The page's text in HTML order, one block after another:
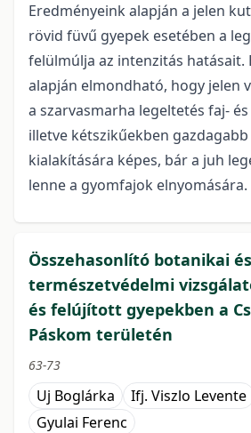
Eredményeink alapján a jelen
rövid füvű gyepek esetében a
felülmúlja az intenzitás hatásait.
alapján elmondható, hogy jelen
a szarvasmarha legeltetés faj-
illetve kétszikűekben
kialakítására képes, bár a juh
lenne a gyomfajok elnyomására.
Összehasonlító botanikai és
természetvédelmi
és felújított gyepekben a
Páskom területén
63-73
Uj Boglárka Ifj. Viszlo Levente
Gyulai Ferenc